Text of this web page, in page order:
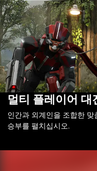
멀티 플레이어 대
인간과 외계인을 조합한
승부를 펼치십시오.